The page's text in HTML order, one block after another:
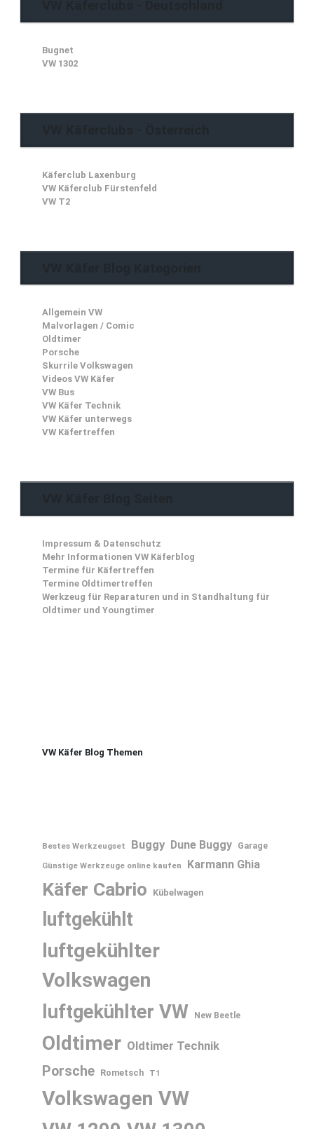
Bugnet
VW 1302
Käferclub Laxenburg
VW Käferclub Fürstenfeld
VW T2
Allgemein VW
Malvorlagen / Comic
Oldtimer
Porsche
Skurrile Volkswagen
Videos VW Käfer
VW Bus
VW Käfer Technik
VW Käfer unterwegs
VW Käfertreffen
Impressum & Datenschutz
Mehr Informationen VW Käferblog
Termine für Käfertreffen
Termine Oldtimertreffen
Werkzeug für Reparaturen und in Standhaltung für
Oldtimer und Youngtimer
VW Käfer Blog Themen
Bestes Werkzeugset Buggy Dune Buggy
Garage
Günstige Werkzeuge online kaufen
Karmann Ghia
Käfer Cabrio Kübelwagen
luftgekühlt
luftgekühlter
Volkswagen
luftgekühlter VW New Beetle
Oldtimer Oldtimer Technik
Porsche Rometsch T1
Volkswagen VW